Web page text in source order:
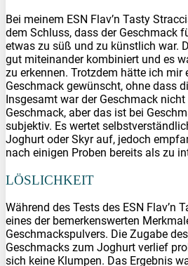
Bei meinem ESN Flav’n Tasty
dem Schluss, dass der Geschmack
etwas zu süß und zu künstlich war.
gut miteinander kombiniert und es
zu erkennen. Trotzdem hätte ich mir
Geschmack gewünscht, ohne dass
Insgesamt war der Geschmack
Geschmack, aber das ist bei
subjektiv. Es wertet
Joghurt oder Skyr auf, jedoch
nach einigen Proben bereits als zu
LÖSLICHKEIT
Während des Tests des ESN Flav’n
eines der bemerkenswerten
Geschmackspulvers. Die Zugabe
Geschmacks zum Joghurt verlief
sich keine Klumpen. Das Ergebnis